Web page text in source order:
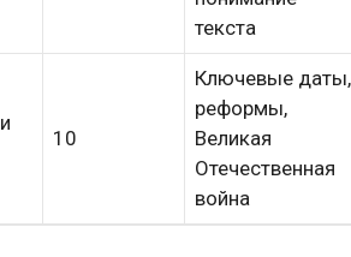
текста
10
Ключевые даты,
реформы,
Великая
Отечественная
война